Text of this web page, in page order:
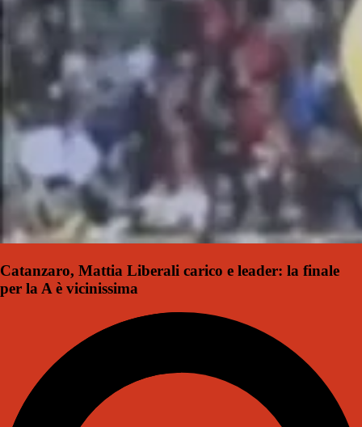
Catanzaro, Mattia Liberali carico e leader: la finale
per la A è vicinissima